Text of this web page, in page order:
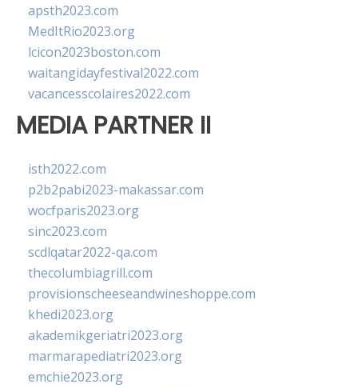
apsth2023.com
MedItRio2023.org
lcicon2023boston.com
waitangidayfestival2022.com
vacancesscolaires2022.com
MEDIA PARTNER II
isth2022.com
p2b2pabi2023-makassar.com
wocfparis2023.org
sinc2023.com
scdlqatar2022-qa.com
thecolumbiagrill.com
provisionscheeseandwineshoppe.com
khedi2023.org
akademikgeriatri2023.org
marmarapediatri2023.org
emchie2023.org